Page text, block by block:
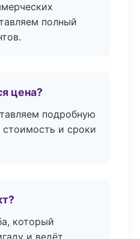
полный
цена?
подробную
и сроки
который
и ведёт